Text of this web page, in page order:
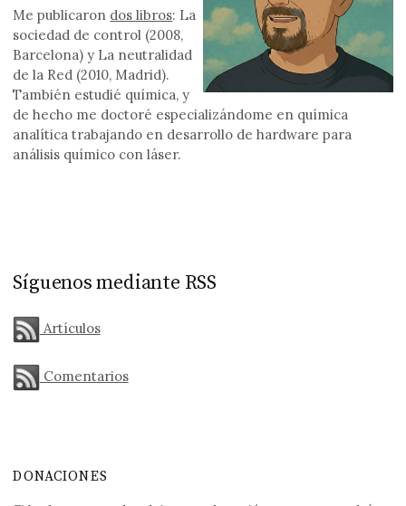
Me publicaron dos libros: La
sociedad de control (2008,
Barcelona) y La neutralidad
de la Red (2010, Madrid).
También estudié química, y
de hecho me doctoré especializándome en química
analítica trabajando en desarrollo de hardware para
análisis químico con láser.
Síguenos mediante RSS
Artículos
Comentarios
DONACIONES